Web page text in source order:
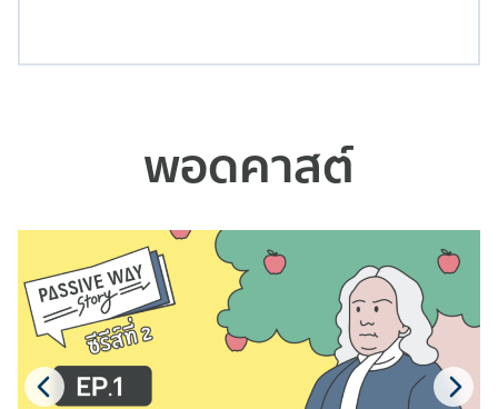
ซับซ้อน และจะช่วยเพิ่มพูนความมั่งคั่ง
มั่งคั่งกับการลงทุนแบบ Passive กับ
การกระจายความเสี่ยงด้วย ETF ที่ได้รับ
แม้แต่นักลงทุนระดับตำนานอย่าง
Warren Buffett ยังมีติดพอร์ตเอาไว้
จนถึงปัจจุบันเริ่มต้นเส้นทางลงทุนแบบ
Passive ทำน้อยได้มาก ผ่านการอ่าน
The Passive Way Guide to ETF โดย
คุณสามารถ ดาวน์โหลด E-book ได้ที่
ทางการเงินของคุณมากยิ่งขึ้น ทั้งใน
ส่วนของ รายได้ ค่าใช้จ่าย ทรัพย์สิน
หลังจากที่คุณเห็นภาพ ขั้นต่อไปคือ
การ ‘จัด’ เงินของคุณอย่างเป็นระบบ
จัดการเงินของคุณอย่างมีประสิทธิภาพ
และ เข้าใจง่าย ทำให้คุณมั่นใจว่าจะได้ใช้
ทุกบาททุกสตางค์อย่างคุ้มค่า รวมไป
ถึงเพิ่มวินัยทางการเงินของคุณให้ดียิ่ง
ขึ้น และหลังจากที่เงินของคุณเป็นระบบ
มากขึ้น ถึงเวลาที่จะให้เงินทำงานให้กับ
พอดคาสต์